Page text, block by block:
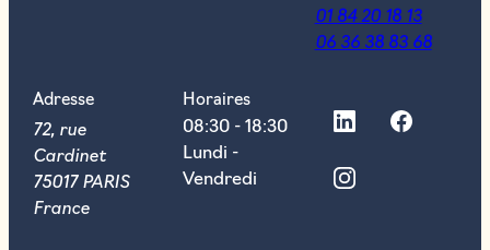
01 84 20 18 13
06 36 38 83 68
Adresse
72, rue
Cardinet
75017 PARIS
France
Horaires
08:30 - 18:30
Lundi -
Vendredi